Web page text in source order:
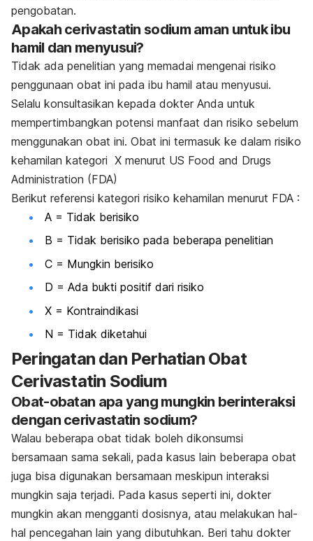
pengobatan.
Apakah cerivastatin sodium aman untuk ibu
hamil dan menyusui?
Tidak ada penelitian yang memadai mengenai risiko
penggunaan obat ini pada ibu hamil atau menyusui.
Selalu konsultasikan kepada dokter Anda untuk
mempertimbangkan potensi manfaat dan risiko sebelum
menggunakan obat ini. Obat ini termasuk ke dalam risiko
kehamilan kategori X menurut US Food and Drugs
Administration (FDA)
Berikut referensi kategori risiko kehamilan menurut FDA :
A = Tidak berisiko
B = Tidak berisiko pada beberapa penelitian
C = Mungkin berisiko
D = Ada bukti positif dari risiko
X = Kontraindikasi
N = Tidak diketahui
Peringatan dan Perhatian Obat
Cerivastatin Sodium
Obat-obatan apa yang mungkin berinteraksi
dengan cerivastatin sodium?
Walau beberapa obat tidak boleh dikonsumsi
bersamaan sama sekali, pada kasus lain beberapa obat
juga bisa digunakan bersamaan meskipun interaksi
mungkin saja terjadi. Pada kasus seperti ini, dokter
mungkin akan mengganti dosisnya, atau melakukan hal-
hal pencegahan lain yang dibutuhkan. Beri tahu dokter